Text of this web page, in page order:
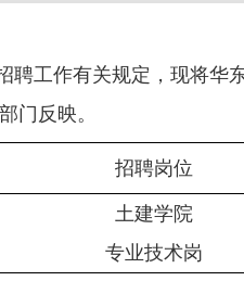
聘工作有关规定，现将华
门反映。
招聘岗位
土建学院
专业技术岗